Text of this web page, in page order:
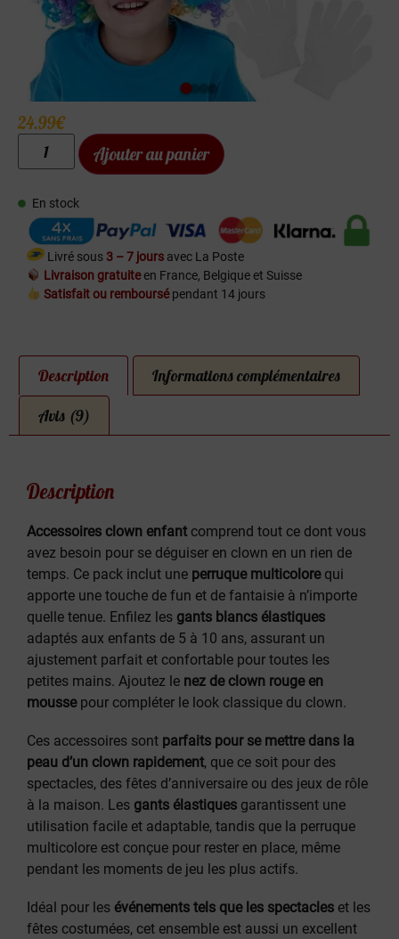
24.99€
Ajouter au panier
En stock
Livré sous 3 – 7 jours avec La Poste
Livraison gratuiteen France, Belgique et Suisse
Satisfait ou remboursépendant 14 jours
Description Informations complémentaires
Avis (9)
Description
Accessoires clown enfant comprend tout ce dont vous
avez besoin pour se déguiser en clown en un rien de
temps. Ce pack inclut une perruque multicolorequi
apporte une touche de fun et de fantaisie à n’importe
quelle tenue. Enfilez les gants blancs élastiques
adaptés aux enfants de 5 à 10 ans, assurant un
ajustement parfait et confortable pour toutes les
petites mains. Ajoutez le nez de clown rouge en
moussepour compléter le look classique du clown.
Ces accessoires sont parfaits pour se mettre dans la
peau d’un clown rapidement, que ce soit pour des
spectacles, des fêtes d’anniversaire ou des jeux de rôle
à la maison. Les gants élastiques garantissent une
utilisation facile et adaptable, tandis que la perruque
multicolore est conçue pour rester en place, même
pendant les moments de jeu les plus actifs.
Idéal pour les événements tels que les spectacles et les
fêtes costumées, cet ensemble est aussi un excellent